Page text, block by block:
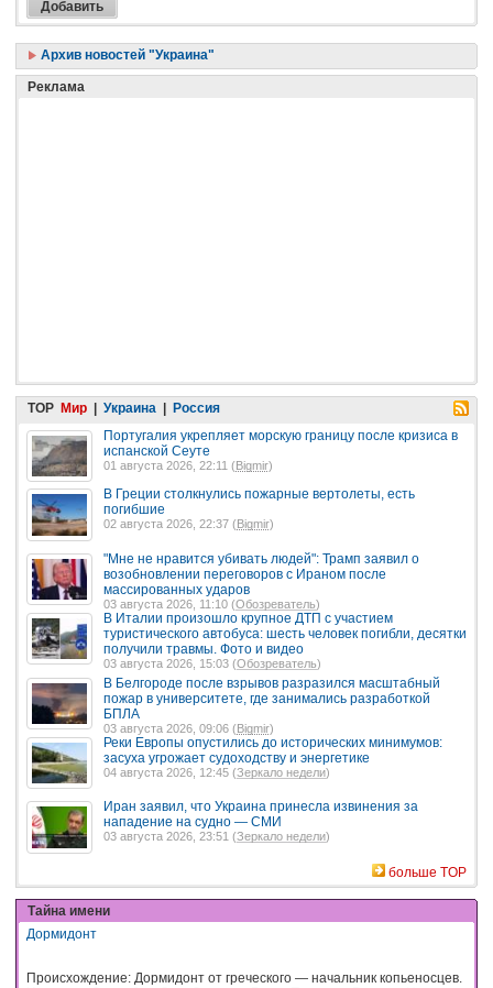
Архив новостей "Украина"
Реклама
TOP Мир | Украина | Россия
Португалия укрепляет морскую границу после кризиса в
испанской Сеуте
01 августа 2026, 22:11 (Bigmir)
В Греции столкнулись пожарные вертолеты, есть
погибшие
02 августа 2026, 22:37 ( Bigmir)
"Мне не нравится убивать людей": Трамп заявил о
возобновлении переговоров с Ираном после
массированных ударов
03 августа 2026, 11:10 (Обозреватель)
В Италии произошло крупное ДТП с участием
туристического автобуса: шесть человек погибли, десятки
получили травмы. Фото и видео
03 августа 2026, 15:03 (Обозреватель)
В Белгороде после взрывов разразился масштабный
пожар в университете, где занимались разработкой
БПЛА
03 августа 2026, 09:06 (Bigmir)
Реки Европы опустились до исторических минимумов:
засуха угрожает судоходству и энергетике
04 августа 2026, 12:45 (Зеркало недели)
Иран заявил, что Украина принесла извинения за
нападение на судно — СМИ
03 августа 2026, 23:51 (Зеркало недели)
больше TOP
Тайна имени
Дормидонт
Происхождение: Дормидонт от греческого — начальник копьеносцев.